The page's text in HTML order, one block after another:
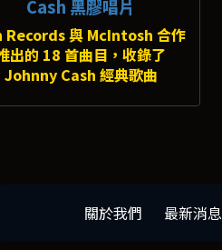
Cash 黑膠唱片
Records 與 McIntosh 合作
出的 18 首曲目，收錄了
Johnny Cash 經典歌曲
關於我們 最新消息